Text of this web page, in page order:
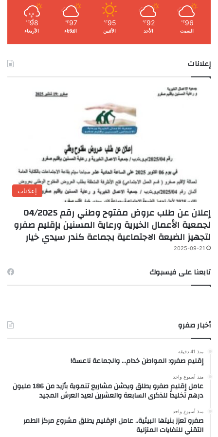
96
℉
السبت
92
℉
الأحد
95
℉
الأثنين
97
℉
الثلاثاء
98
℉
الأربعاء
إعلانات
إعلانات
إعلان عن طلب عروض مفتوح وطني رقم 04/2025
لجمعية الأعمال الخيرية ورعاية المسنين بإقليم صفرو
لتجهيز الضيعة الاجتماعية بجماعة كندر سيدي خيار
2025-09-21
تابعنا على فيسبوك
أخبار صفرو
منذ 41 دقيقة
إقليم صفرو: المواطن خدام… والجماعة ناعسة!
منذ أسبوع واحد
عامل إقليم صفرو يطلق ويدشن مشاريع تنموية بأزيد من 186 مليون
درهم تخليداً للذكرى السابعة والعشرين لعيد العرش المجيد
منذ أسبوع واحد
صفرو تعزز بنيتها البيئية.. عامل الإقليم يطلق مشروع مركز الطمر
التقني للنفايات المنزلية